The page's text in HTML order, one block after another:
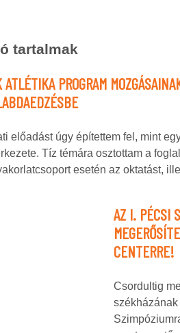
tartalmak
ATLÉTIKA PROGRAM
előadást úgy építettem fel, mint
Tíz témára osztottam a
esetén az oktatást,
AZ I. PÉCSI
CENTERRE!
Csordultig